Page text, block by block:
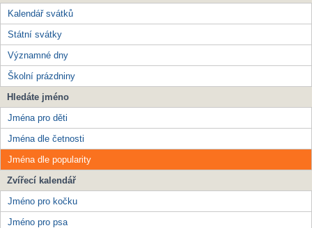
Kalendář svátků
Státní svátky
Významné dny
Školní prázdniny
Hledáte jméno
Jména pro děti
Jména dle četnosti
Jména dle popularity
Zvířecí kalendář
Jméno pro kočku
Jméno pro psa